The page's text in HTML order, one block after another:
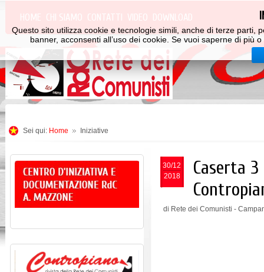
HOME CHI SIAMO CONTATTI VIDEO DOWNLOAD
Sei qui: Home Iniziative
Questo sito utilizza cookie e tecnologie simili, anche di terze
banner, acconsenti all’uso dei cookie. Se vuoi saperne di
30/12
2018
Caserta
di Rete dei Comunisti -